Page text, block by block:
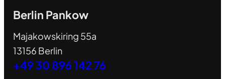
Berlin Pankow
Majakowskiring 55a
13156 Berlin
+49 30 896 142 76